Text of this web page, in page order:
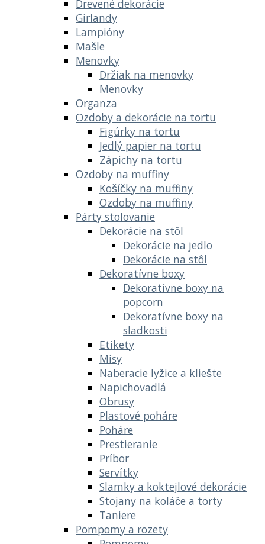
Drevené dekorácie
Girlandy
Lampióny
Mašle
Menovky
Držiak na menovky
Menovky
Organza
Ozdoby a dekorácie na tortu
Figúrky na tortu
Jedlý papier na tortu
Zápichy na tortu
Ozdoby na muffiny
Košíčky na muffiny
Ozdoby na muffiny
Párty stolovanie
Dekorácie na stôl
Dekorácie na jedlo
Dekorácie na stôl
Dekoratívne boxy
Dekoratívne boxy na
popcorn
Dekoratívne boxy na
sladkosti
Etikety
Misy
Naberacie lyžice a kliešte
Napichovadlá
Obrusy
Plastové poháre
Poháre
Prestieranie
Príbor
Servítky
Slamky a koktejlové dekorácie
Stojany na koláče a torty
Taniere
Pompomy a rozety